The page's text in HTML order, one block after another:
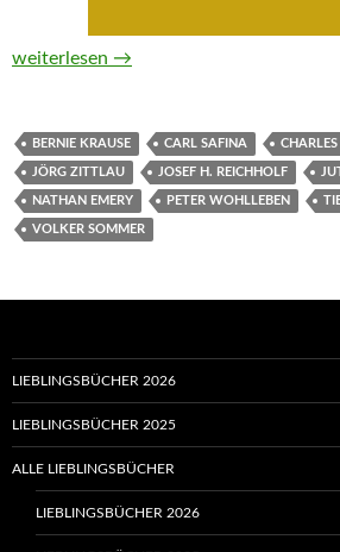
Geschenkideen für den grummeligen
weiterlesen →
BERNIE KRAUSE CARL SAFINA
JÖRG ZITTLAU JOSEF H. REICHHOLF
NATHAN EMERY PETER WOHLLEBEN
VOLKER SOMMER
LIEBLINGSBÜCHER 2026
LIEBLINGSBÜCHER 2025
ALLE LIEBLINGSBÜCHER
LIEBLINGSBÜCHER 2026